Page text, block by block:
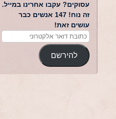
עסוקים? עקבו אחרינו במייל.
זה נוח! 147 אנשים כבר
עושים זאת!
להירשם